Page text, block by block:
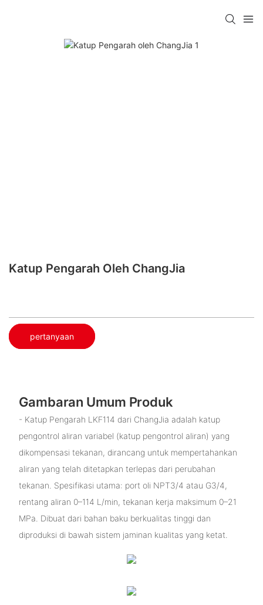
Katup Pengarah Oleh ChangJia
pertanyaan
Gambaran Umum Produk
- Katup Pengarah LKF114 dari ChangJia adalah katup
pengontrol aliran variabel (katup pengontrol aliran) yang
dikompensasi tekanan, dirancang untuk mempertahankan
aliran yang telah ditetapkan terlepas dari perubahan
tekanan. Spesifikasi utama: port oli NPT3/4 atau G3/4,
rentang aliran 0–114 L/min, tekanan kerja maksimum 0–21
MPa. Dibuat dari bahan baku berkualitas tinggi dan
diproduksi di bawah sistem jaminan kualitas yang ketat.